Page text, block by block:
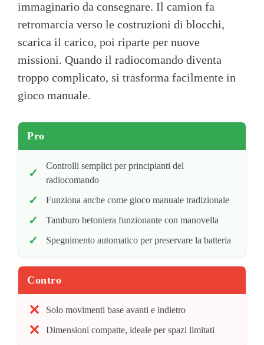
immaginario da consegnare. Il camion fa
retromarcia verso le costruzioni di blocchi,
scarica il carico, poi riparte per nuove
missioni. Quando il radiocomando diventa
troppo complicato, si trasforma facilmente in
gioco manuale.
Pro
Controlli semplici per principianti del
radiocomando
Funziona anche come gioco manuale tradizionale
Tamburo betoniera funzionante con manovella
Spegnimento automatico per preservare la batteria
Contro
Solo movimenti base avanti e indietro
Dimensioni compatte, ideale per spazi limitati